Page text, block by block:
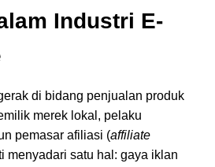
Industri E-
di bidang penjualan produk
merek lokal, pelaku
pemasar afiliasi (affiliate
menyadari satu hal: gaya iklan